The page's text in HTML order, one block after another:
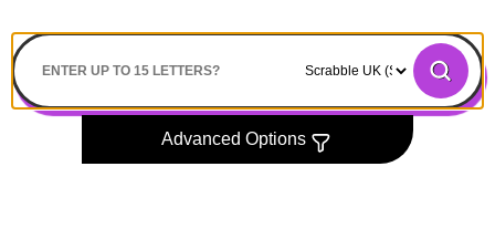
Search
Advanced Options